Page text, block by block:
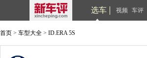
选车 视频 车评
首页 > 车型大全 > ID.ERA 5S